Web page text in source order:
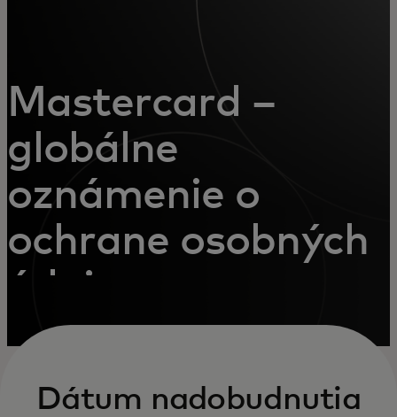
Mastercard –
globálne
oznámenie o
ochrane osobných
údajov
Dátum nadobudnutia